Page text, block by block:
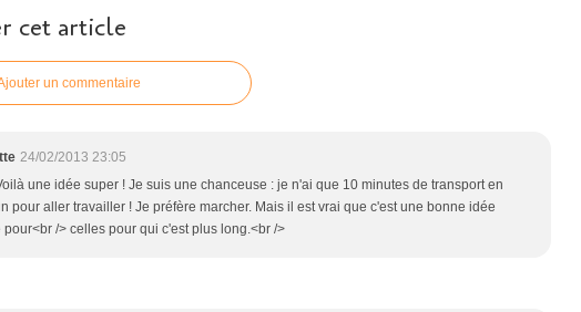
cet article
un commentaire
24/02/2013 23:05
une idée super ! Je suis une chanceuse : je n'ai que 10 minutes de transport en
pour aller travailler ! Je préfère marcher. Mais il est vrai que c'est une bonne idée
pour<br /> celles pour qui c'est plus long.<br />